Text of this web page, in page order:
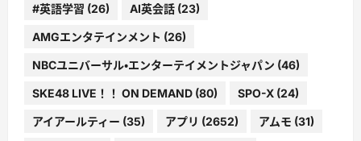
#英語学習 (26) AI英会話 (23)
AMGエンタテインメント (26)
NBCユニバーサル・エンターテイメントジャパン (46)
SKE48 LIVE！！ ON DEMAND (80) SPO-X (24)
アイアールティー (35) アプリ (2652) アムモ (31)